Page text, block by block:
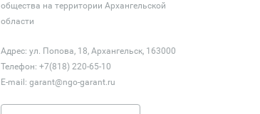
общества на территории Архангельской
области
Адрес: ул. Попова, 18, Архангельск, 163000
Телефон: +7(818) 220-65-10
E-mail: garant@ngo-garant.ru